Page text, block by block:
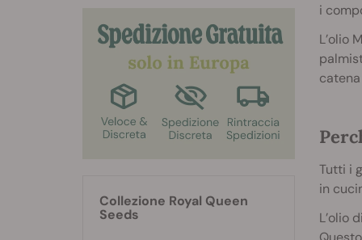
i
L’olio
Tutti i
in
L’olio
Collezione Royal Queen
Seeds